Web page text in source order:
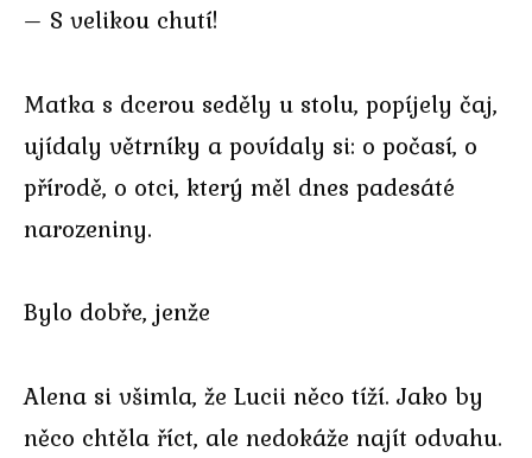
– S velikou chutí!
Matka s dcerou seděly u stolu, popíjely čaj,
ujídaly větrníky a povídaly si: o počasí, o
přírodě, o otci, který měl dnes padesáté
narozeniny.
Bylo dobře, jenže
Alena si všimla, že Lucii něco tíží. Jako by
něco chtěla říct, ale nedokáže najít odvahu.